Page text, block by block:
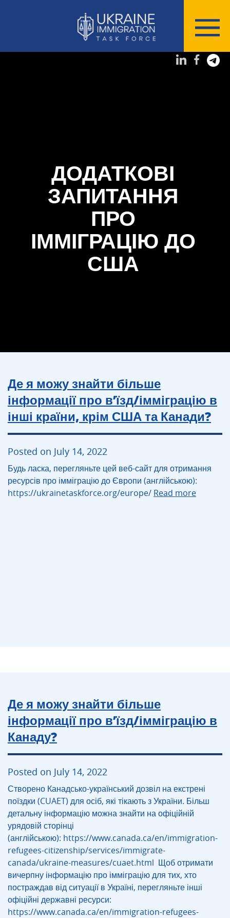
ДОДАТКОВІ
ЗАПИТАННЯ
ПРО
ІММІГРАЦІЮ ДО
США
Де я можу знайти більше
інформації про в’їзд/імміграцію в
інші країни, крім США та Канади?
Posted on July 14, 2022
Будь ласка, перегляньте цей веб-сайт для отримання
ресурсів про імміграцію до Європи (англійською):
https://ukrainetaskforce.org/europe/ Read more
Де я можу знайти більше
інформації про в’їзд/імміграцію в
Канаду?
Posted on July 14, 2022
Створено Канадсько-український дозвіл на екстрені
поїздки (CUAET) для осіб, які тікають з України. Більш
детальну інформацію можна знайти на офіційній
урядовій сторінці
(англійською): https://www.canada.ca/en/immigration-
refugees-citizenship/services/immigrate-
canada/ukraine-measures/cuaet.html Щоб отримати
вичерпну інформацію про імміграцію для тих, хто
постраждав від ситуації в Україні, перегляньте інші
офіційні державні ресурси:
https://www.canada.ca/en/immigration-refugees-